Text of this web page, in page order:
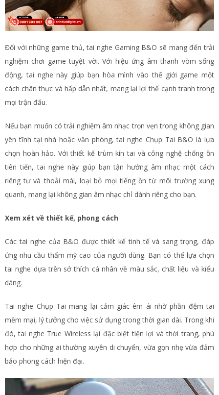
Đối với những game thủ, tai nghe Gaming B&O sẽ mang đến trải
nghiệm chơi game tuyệt vời. Với hiệu ứng âm thanh vòm sống
động, tai nghe này giúp bạn hòa mình vào thế giới game một
cách chân thực và hấp dẫn nhất, mang lại lợi thế cạnh tranh trong
mọi trận đấu.
Nếu bạn muốn có trải nghiệm âm nhạc trọn vẹn trong không gian
yên tĩnh tại nhà hoặc văn phòng, tai nghe Chụp Tai B&O là lựa
chọn hoàn hảo. Với thiết kế trùm kín tai và công nghệ chống ồn
tiên tiến, tai nghe này giúp bạn tận hưởng âm nhạc một cách
riêng tư và thoải mái, loại bỏ mọi tiếng ồn từ môi trường xung
quanh, mang lại không gian âm nhạc chỉ dành riêng cho bạn.
Xem xét về thiết kế, phong cách
Các tai nghe của B&O được thiết kế tinh tế và sang trọng, đáp
ứng nhu cầu thẩm mỹ cao của người dùng. Bạn có thể lựa chọn
tai nghe dựa trên sở thích cá nhân về màu sắc, chất liệu và kiểu
dáng.
Tai nghe Chụp Tai mang lại cảm giác êm ái nhờ phần đệm tai
mềm mại, lý tưởng cho việc sử dụng trong thời gian dài. Trong khi
đó, tai nghe True Wireless lại đặc biệt tiện lợi và thời trang, phù
hợp cho những ai thường xuyên di chuyển, vừa gọn nhẹ vừa đảm
bảo phong cách hiện đại.